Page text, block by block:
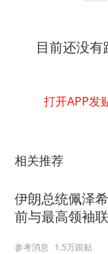
目前还没
打开APP发
相关推荐
伊朗总统佩泽
前与最高领袖
参考消息 1.5万跟贴